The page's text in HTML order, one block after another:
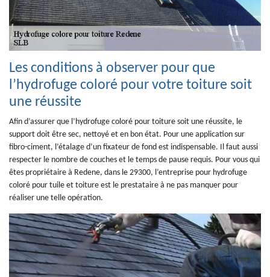
Les conditions à observer pour que
l’hydrofuge coloré pour votre toiture soit
une réussite
Afin d’assurer que l’hydrofuge coloré pour toiture soit une réussite, le
support doit être sec, nettoyé et en bon état. Pour une application sur
fibro-ciment, l’étalage d’un fixateur de fond est indispensable. Il faut aussi
respecter le nombre de couches et le temps de pause requis. Pour vous qui
êtes propriétaire à Redene, dans le 29300, l’entreprise pour hydrofuge
coloré pour tuile et toiture est le prestataire à ne pas manquer pour
réaliser une telle opération.